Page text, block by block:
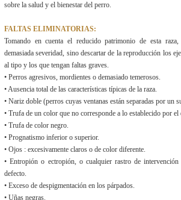
sobre la salud y el bienestar del perro.
FALTAS ELIMINATORIAS:
Tomando en cuenta el reducido patrimonio de esta
demasiada severidad, sino descartar de la reproducción los
al tipo y los que tengan faltas graves.
• Perros agresivos, mordientes o demasiado temerosos.
• Ausencia total de las características típicas de la raza.
• Nariz doble (perros cuyas ventanas están separadas por un
• Trufa de un color que no corresponde a lo establecido por el
• Trufa de color negro.
• Prognatismo inferior o superior.
• Ojos : excesivamente claros o de color diferente.
• Entropión o ectropión, o cualquier rastro de
defecto.
• Exceso de despigmentación en los párpados.
• Uñas negras.